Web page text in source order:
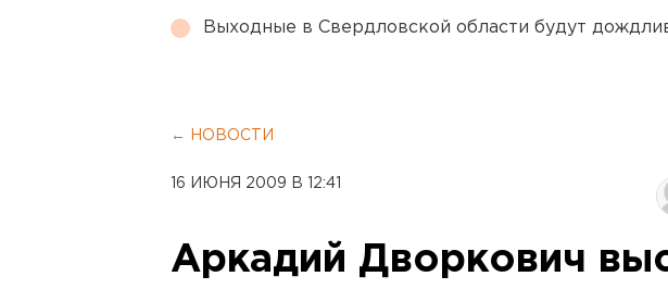
Выходные в Свердловской области будут
← НОВОСТИ
16 ИЮНЯ 2009 В 12:41
Аркадий Дворкович